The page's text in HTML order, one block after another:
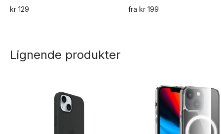
Vurdert
4.00
kr 129
Vurdert
5.00
fra kr199
Alternativene
Lignende produkter